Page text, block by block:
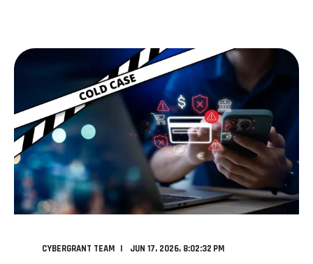
CYBERGRANT TEAM
JUN 17, 2026, 8:02:32 PM